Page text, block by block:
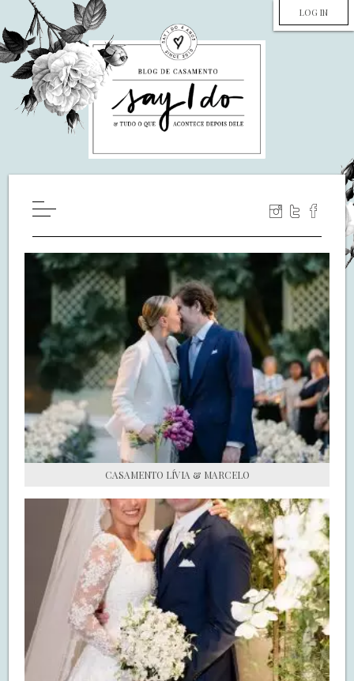
LOG IN
WILL YOU MARRY ME?
LUA DE MEL
COZINHA
DECORAÇÃO
DE NOIVA PRA NOIVA
S.O.S CASADAS
FALE COM O SAY I DO
CASAMENTO LÍVIA & MARCELO